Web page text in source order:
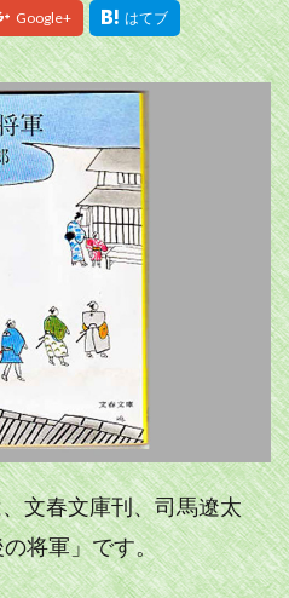
文春文庫刊、司馬遼太
将軍」です。